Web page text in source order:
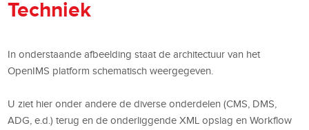
Techniek
In onderstaande afbeelding staat de architectuur van het
OpenIMS platform schematisch weergegeven.
U ziet hier onder andere de diverse onderdelen (CMS, DMS,
ADG, e.d.) terug en de onderliggende XML opslag en Workflow